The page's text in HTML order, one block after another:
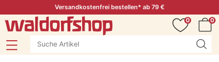
Versandkostenfrei bestellen* ab 79 €
0
0